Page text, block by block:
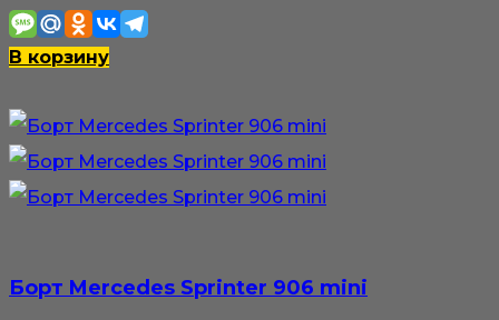
В корзину
Борт Mercedes Sprinter 906 mini